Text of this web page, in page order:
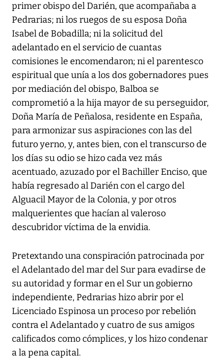
primer obispo del Darién, que acompañaba a
Pedrarias; ni los ruegos de su esposa Doña
Isabel de Bobadilla; ni la solicitud del
adelantado en el servicio de cuantas
comisiones le encomendaron; ni el parentesco
espiritual que unía a los dos gobernadores pues
por mediación del obispo, Balboa se
comprometió a la hija mayor de su perseguidor,
Doña María de Peñalosa, residente en España,
para armonizar sus aspiraciones con las del
futuro yerno, y, antes bien, con el transcurso de
los días su odio se hizo cada vez más
acentuado, azuzado por el Bachiller Enciso, que
había regresado al Darién con el cargo del
Alguacil Mayor de la Colonia, y por otros
malquerientes que hacían al valeroso
descubridor víctima de la envidia.
Pretextando una conspiración patrocinada por
el Adelantado del mar del Sur para evadirse de
su autoridad y formar en el Sur un gobierno
independiente, Pedrarias hizo abrir por el
Licenciado Espinosa un proceso por rebelión
contra el Adelantado y cuatro de sus amigos
calificados como cómplices, y los hizo condenar
a la pena capital.